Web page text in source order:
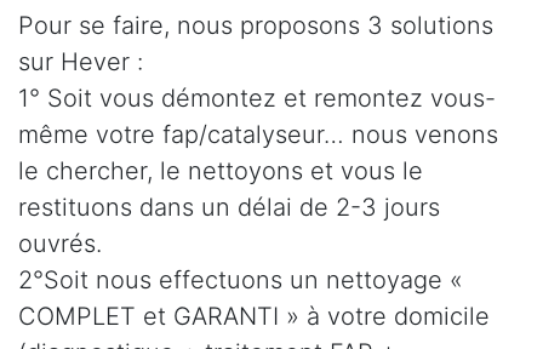
Pour se faire, nous proposons 3 solutions
sur Hever :
1° Soit vous démontez et remontez vous-
même votre fap/catalyseur… nous venons
le chercher, le nettoyons et vous le
restituons dans un délai de 2-3 jours
ouvrés.
2°Soit nous effectuons un nettoyage «
COMPLET et GARANTI » à votre domicile